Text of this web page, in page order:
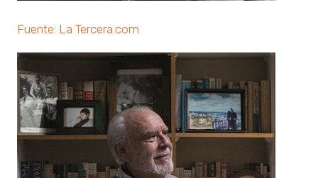
Fuente: La Tercera.com